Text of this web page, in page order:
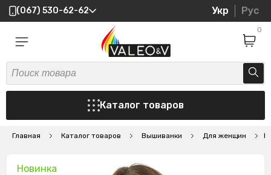
(067) 530-62-62 Укр Рус
0
Каталог товаров
Главная Каталог товаров Вышиванки Для женщин
Новинка